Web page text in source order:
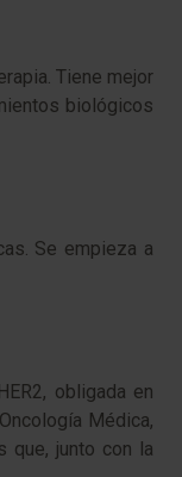
Tiene mejor
biológicos
Se empieza a
obligada en
Médica,
que, junto con la